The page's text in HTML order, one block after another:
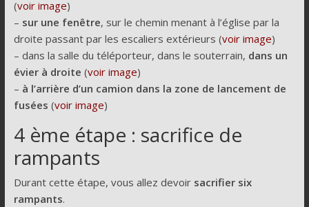
(voir image)
– sur une fenêtre, sur le chemin menant à l’église par la
droite passant par les escaliers extérieurs (voir image)
– dans la salle du téléporteur, dans le souterrain, dans un
évier à droite (voir image)
– à l’arrière d’un camion dans la zone de lancement de
fusées (voir image)
4 ème étape : sacrifice de
rampants
Durant cette étape, vous allez devoirsacrifier six
rampants.